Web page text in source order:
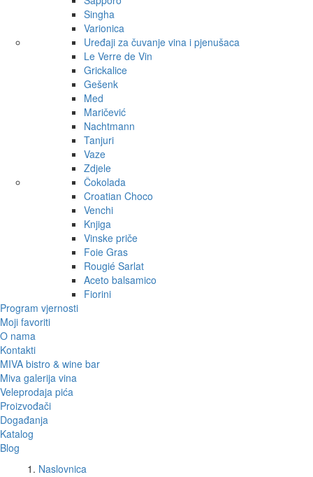
Singha
Varionica
Uređaji za čuvanje vina i pjenušaca
Le Verre de Vin
Grickalice
Gešenk
Med
Maričević
Nachtmann
Tanjuri
Vaze
Zdjele
Čokolada
Croatian Choco
Venchi
Knjiga
Vinske priče
Foie Gras
Rougié Sarlat
Aceto balsamico
Fiorini
Program vjernosti
Moji favoriti
O nama
Kontakti
MIVA bistro & wine bar
Miva galerija vina
Veleprodaja pića
Proizvođači
Događanja
Katalog
Blog
Naslovnica